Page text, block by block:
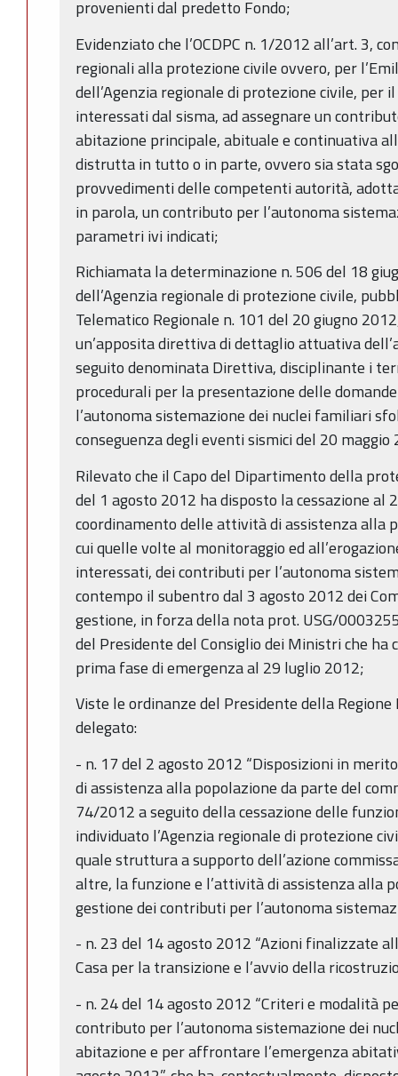
provenienti dal predetto Fondo;
Evidenziato che l’OCDPC n. 1/2012 all’art. 3,
regionali alla protezione civile ovvero, per
dell’Agenzia regionale di protezione civile, per
interessati dal sisma, ad assegnare un
abitazione principale, abituale e continuativa
distrutta in tutto o in parte, ovvero sia stata
provvedimenti delle competenti autorità,
in parola, un contributo per l’autonoma
parametri ivi indicati;
Richiamata la determinazione n. 506 del 18
dell’Agenzia regionale di protezione civile,
Telematico Regionale n. 101 del 20 giugno
un’apposita direttiva di dettaglio attuativa
seguito denominata Direttiva, disciplinante i
procedurali per la presentazione delle
l’autonoma sistemazione dei nuclei familiari
conseguenza degli eventi sismici del 20
Rilevato che il Capo del Dipartimento della
del 1 agosto 2012 ha disposto la cessazione al
coordinamento delle attività di assistenza alla
cui quelle volte al monitoraggio ed
interessati, dei contributi per l’autonoma
contempo il subentro dal 3 agosto 2012 dei
gestione, in forza della nota prot. USG/
del Presidente del Consiglio dei Ministri che ha
prima fase di emergenza al 29 luglio 2012;
Viste le ordinanze del Presidente della
delegato:
- n. 17 del 2 agosto 2012 “Disposizioni in
di assistenza alla popolazione da parte del
74/2012 a seguito della cessazione delle
individuato l’Agenzia regionale di protezione
quale struttura a supporto dell’azione
altre, la funzione e l’attività di assistenza alla
gestione dei contributi per l’autonoma
- n. 23 del 14 agosto 2012 “Azioni finalizzate
Casa per la transizione e l’avvio della
- n. 24 del 14 agosto 2012 “Criteri e modalità
contributo per l’autonoma sistemazione dei
abitazione e per affrontare l’emergenza